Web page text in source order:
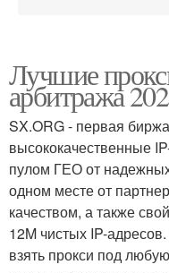
сервисы
Лучшие
арбитража
SX.ORG - первая
высококачественные
пулом ГЕО от
одном месте от
качеством, а также
12M чистых IP-
взять прокси под